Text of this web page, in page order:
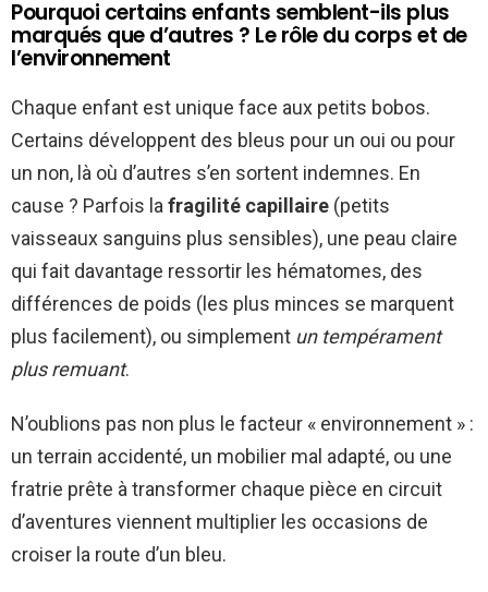
Pourquoi certains enfants semblent-ils plus
marqués que d’autres ? Le rôle du corps et de
l’environnement
Chaque enfant est unique face aux petits bobos.
Certains développent des bleus pour un oui ou pour
un non, là où d’autres s’en sortent indemnes. En
cause ? Parfois la fragilité capillaire (petits
vaisseaux sanguins plus sensibles), une peau claire
qui fait davantage ressortir les hématomes, des
différences de poids (les plus minces se marquent
plus facilement), ou simplement un tempérament
plus remuant.
N’oublions pas non plus le facteur « environnement » :
un terrain accidenté, un mobilier mal adapté, ou une
fratrie prête à transformer chaque pièce en circuit
d’aventures viennent multiplier les occasions de
croiser la route d’un bleu.